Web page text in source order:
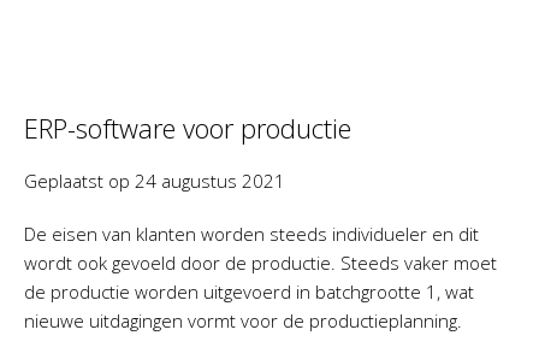
ERP-software voor productie
Geplaatst op 24 augustus 2021
De eisen van klanten worden steeds individueler en dit
wordt ook gevoeld door de productie. Steeds vaker moet
de productie worden uitgevoerd in batchgrootte 1, wat
nieuwe uitdagingen vormt voor de productieplanning.